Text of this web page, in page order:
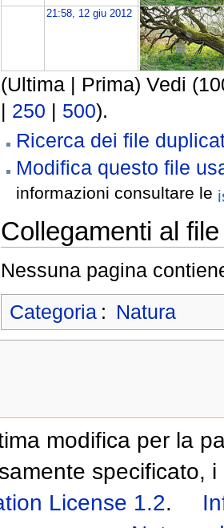
21:58, 12 giu 2012
(Ultima | Prima) Vedi
| 250 | 500).
Ricerca dei file
Modifica questo file
informazioni consultare le
Collegamenti al file
Nessuna pagina
Categoria : Natura
modifica per la
specificato,
License 1.2.